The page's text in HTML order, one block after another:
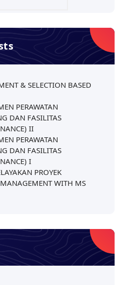
& SELECTION BASED
PERAWATAN
DAN FASILITAS
II
PERAWATAN
DAN FASILITAS
I
PROYEK
WITH MS